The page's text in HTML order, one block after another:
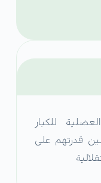
للكبار
قدرتهم على